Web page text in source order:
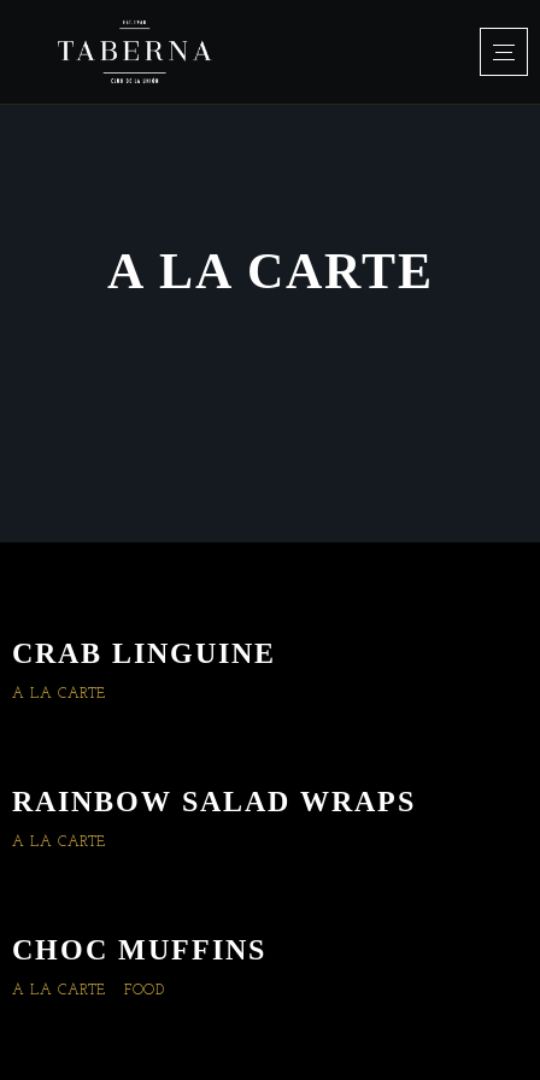
A LA CARTE
CRAB LINGUINE
A LA CARTE
RAINBOW SALAD WRAPS
A LA CARTE
CHOC MUFFINS
A LA CARTE FOOD